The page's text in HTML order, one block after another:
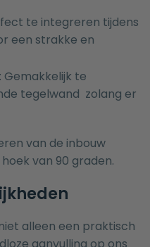
te integreren tijdens
een strakke en
: Gemakkelijk te
tegelwand zolang er
van de inbouw
van 90 graden.
alleen een praktisch